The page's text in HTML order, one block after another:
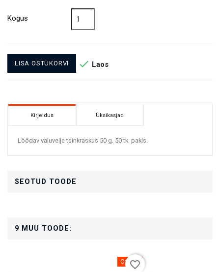
Kogus
LISA OSTUKORVI  Laos
Kirjeldus Üksikasjad
Löödav valuvelje tsinkraskus 50 g. 50 tk. pakis.
SEOTUD TOODE
9 MUU TOODE:
Otsas
favorite_border